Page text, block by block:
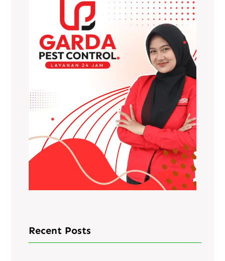
Recent Posts